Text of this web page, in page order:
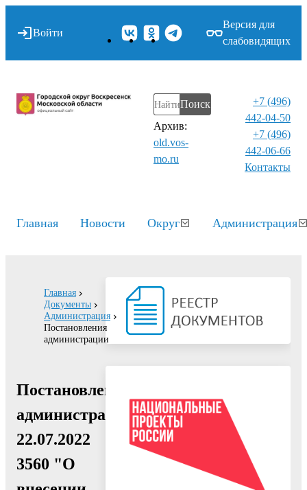
Войти
Версия для
слабовидящих
Поиск
Архив:
old.vos-
mo.ru
+7 (496)
442-04-50
+7 (496)
442-06-66
Контакты⁠
Главная Новости Округ Администрация
Главная
Документы
Администрация
Постановления
администрации
Постановление
администрации
22.07.2022
3560 "О